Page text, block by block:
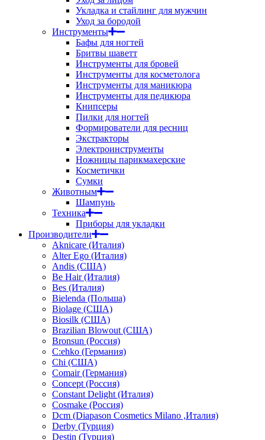
Укладка и стайлинг для мужчин
Уход за бородой
Инструменты
Бафы для ногтей
Бритвы шаветт
Инструменты для бровей
Инструменты для косметолога
Инструменты для маникюра
Инструменты для педикюра
Книпсеры
Пилки для ногтей
Формирователи для ресниц
Экстракторы
Электроинструменты
Ножницы парикмахерские
Косметички
Сумки
Животным
Шампунь
Техника
Приборы для укладки
Производители
Aknicare (Италия)
Alter Ego (Италия)
Andis (США)
Be Hair (Италия)
Bes (Италия)
Bielenda (Польша)
Biolage (США)
Biosilk (США)
Brazilian Blowout (США)
Bronsun (Россия)
C:ehko (Германия)
Chi (США)
Comair (Германия)
Concept (Россия)
Constant Delight (Италия)
Cosmake (Россия)
Dcm (Diapason Cosmetics Milano ,Италия)
Derby (Турция)
Destin (Турция)